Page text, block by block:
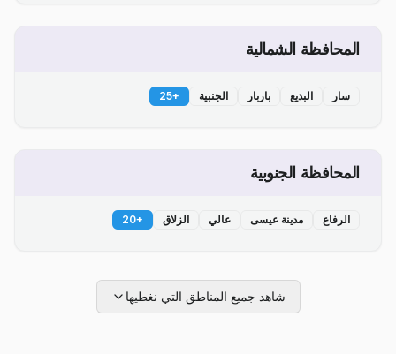
المحافظة الشمالية
سار البديع باربار الجنبية +
25
المحافظة الجنوبية
الرفاع مدينة عيسى عالي الزلاق +
20
شاهد جميع المناطق التي نغطيها